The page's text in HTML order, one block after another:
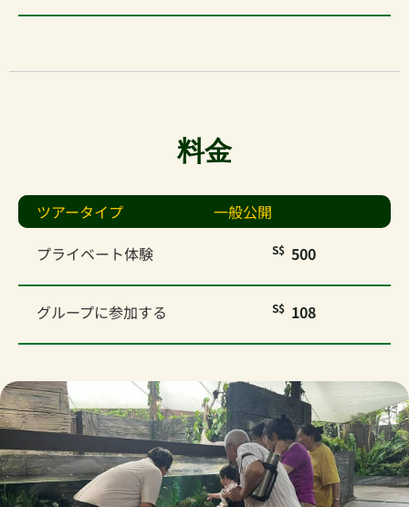
料金
ツアータイプ
一般公開
プライベート体験
S$ 500
グループに参加する S$ 108